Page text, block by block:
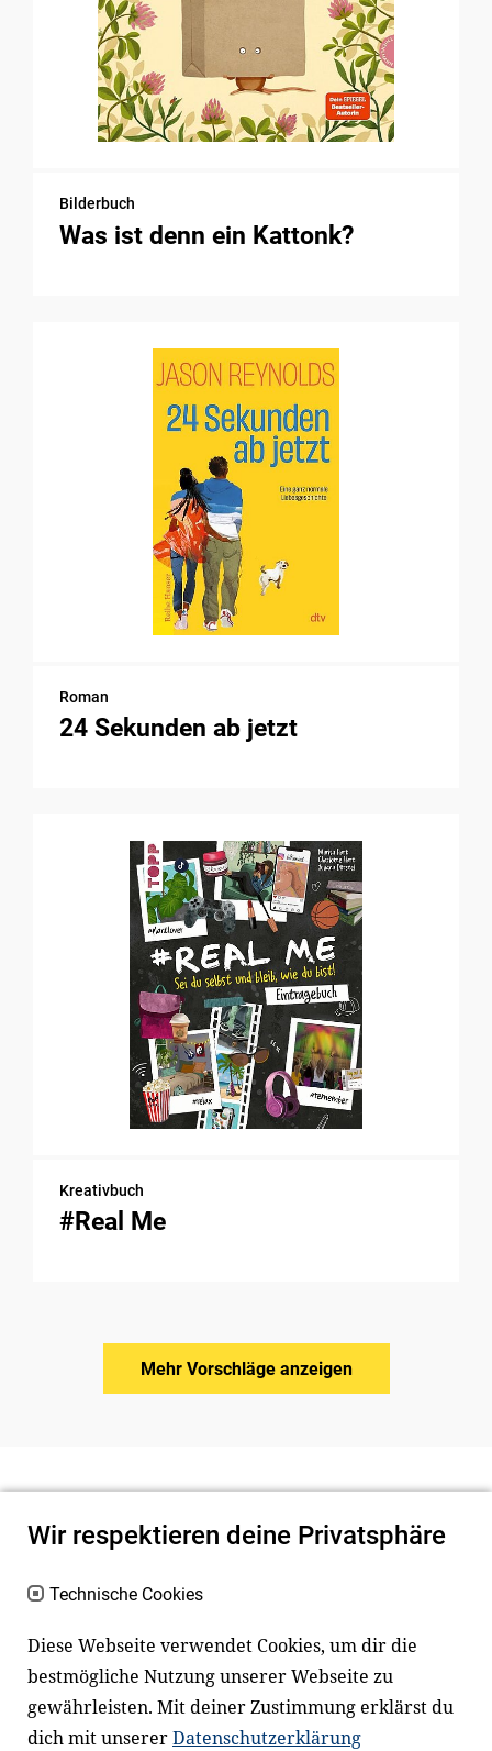
Bilderbuch
Was ist denn ein Kattonk?
Roman
24 Sekunden ab jetzt
Kreativbuch
#Real Me
Mehr Vorschläge anzeigen
Newsletter
Facebook LinkedIn
Wir respektieren deine Privatsphäre
Technische Cookies
Diese Webseite verwendet Cookies, um dir die
bestmögliche Nutzung unserer Webseite zu
gewährleisten. Mit deiner Zustimmung erklärst du
dich mit unsererDatenschutzerklärung